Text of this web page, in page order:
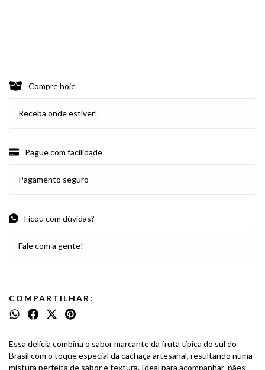
Compre hoje
Receba onde estiver!
Pague com facilidade
Pagamento seguro
Ficou com dúvidas?
Fale com a gente!
COMPARTILHAR:
Essa delícia combina o sabor marcante da fruta típica do sul do
Brasil com o toque especial da cachaça artesanal, resultando numa
mistura perfeita de sabor e textura. Ideal para acompanhar pães